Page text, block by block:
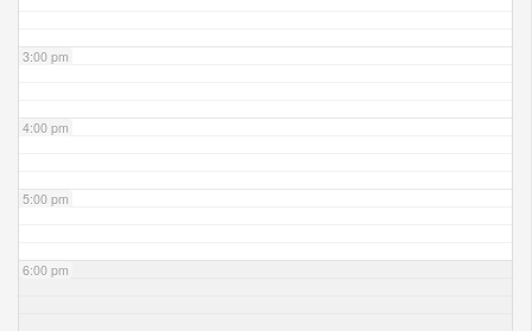
3:00 pm
4:00 pm
5:00 pm
6:00 pm